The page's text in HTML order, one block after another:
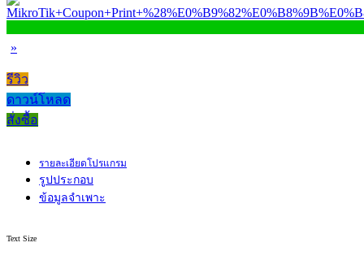
»
รีวิว
ดาวน์โหลด
สั่งซื้อ
รายละเอียดโปรแกรม
รูปประกอบ
ข้อมูลจำเพาะ
Text Size